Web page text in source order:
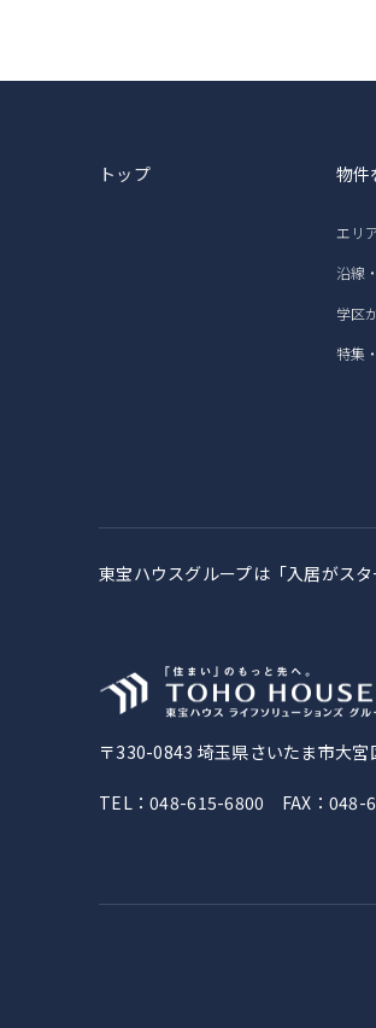
トップ 物件
エリ
沿線
学区
特集
東宝ハウスグループは「入居がス
〒330-0843 埼玉県さいたま市大
TEL：048-615-6800 FAX：048-